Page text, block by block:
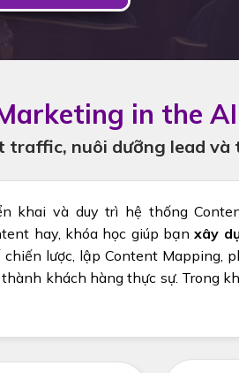
in the
nuôi dưỡng lead và
khai và duy trì hệ thống
hay, khóa học giúp bạn xây
lược, lập Content Mapping,
khách hàng thực sự. Trong